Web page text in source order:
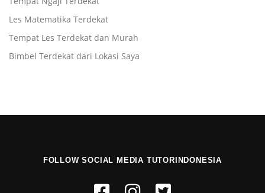
Les Matematika Terdekat
Tempat Les Terdekat dan Murah
Bimbel Terdekat dari Lokasi Saya
FOLLOW SOCIAL MEDIA TUTORINDONESIA